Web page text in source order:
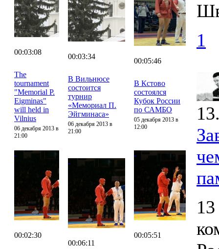
00:03:08
The
tournament
"Memorial P.
Eigminas"
will held in
Vilnius
06 декабря 2013 в
21:00
00:03:34
В Вильнюсе
состоится
турнир
«Мемориал П.
Эйгминаса»
06 декабря 2013 в
21:00
00:05:46
В Кстово
состоялся
Кубок России
по САМБО
05 декабря 2013 в
12:00
00:02:30
00:06:11
00:05:51
1